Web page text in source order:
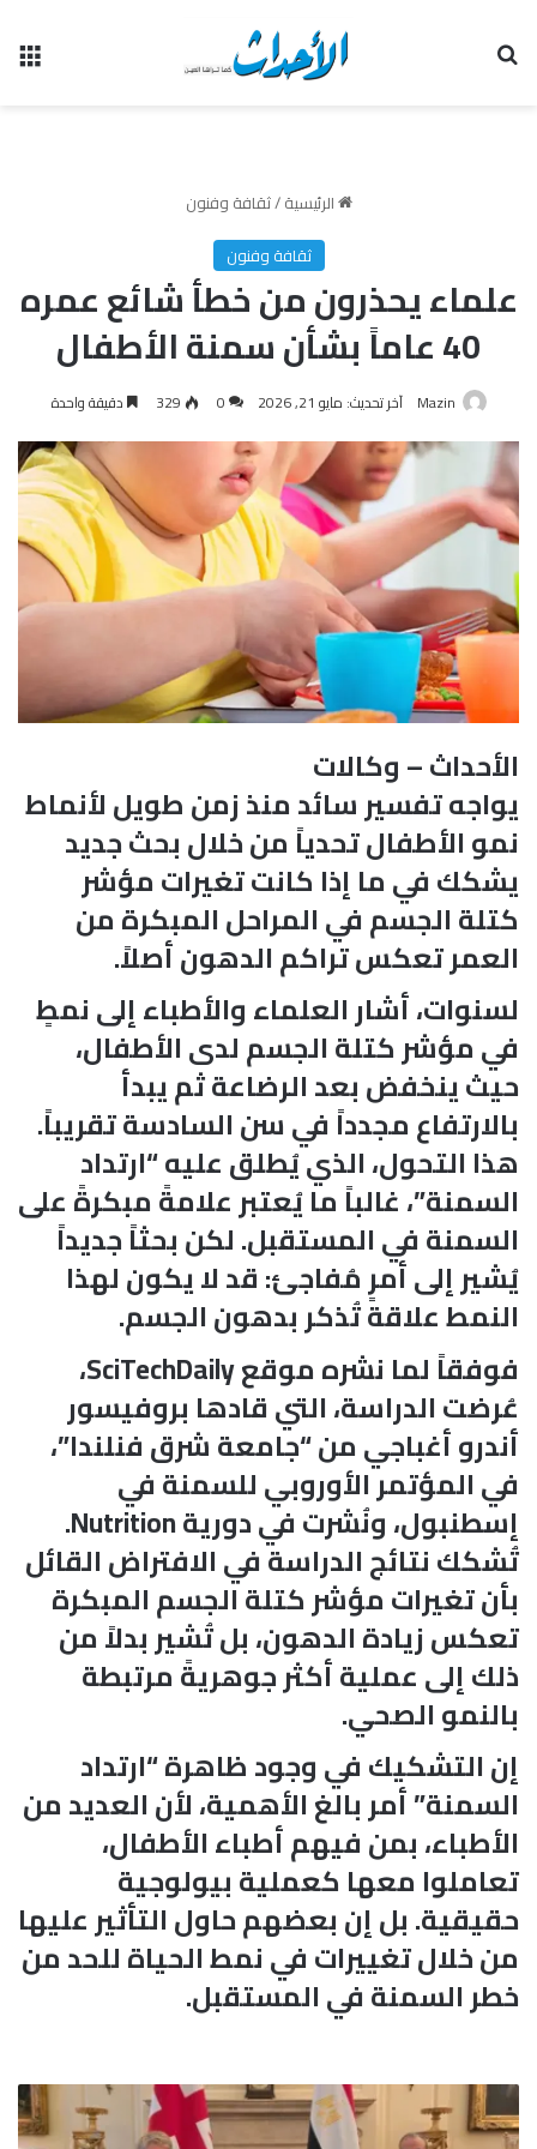
الرئيسية/ثقافة وفنون
ثقافة وفنون
علماء يحذرون من خطأ شائع عمره
40 عاماً بشأن سمنة الأطفال
Mazin آخر تحديث: مايو 21, 2026 0
329 دقيقة واحدة
الأحداث – وكالات
يواجه تفسير سائد منذ زمن طويل لأنماط
نمو الأطفال تحدياً من خلال بحث جديد
يشكك في ما إذا كانت تغيرات مؤشر
كتلة الجسم في المراحل المبكرة من
العمر تعكس تراكم الدهون أصلاً.
لسنوات، أشار العلماء والأطباء إلى نمطٍ
في مؤشر كتلة الجسم لدى الأطفال،
حيث ينخفض بعد الرضاعة ثم يبدأ
بالارتفاع مجدداً في سن السادسة تقريباً.
هذا التحول، الذي يُطلق عليه “ارتداد
السمنة”، غالباً ما يُعتبر علامةً مبكرةً على
السمنة في المستقبل. لكن بحثاً جديداً
يُشير إلى أمرٍ مُفاجئ: قد لا يكون لهذا
النمط علاقة تُذكر بدهون الجسم.
فوفقاً لما نشره موقع SciTechDaily،
عُرضت الدراسة، التي قادها بروفيسور
أندرو أغباجي من “جامعة شرق فنلندا”،
في المؤتمر الأوروبي للسمنة في
إسطنبول، ونُشرت في دورية Nutrition.
تُشكك نتائج الدراسة في الافتراض القائل
بأن تغيرات مؤشر كتلة الجسم المبكرة
تعكس زيادة الدهون، بل تُشير بدلاً من
ذلك إلى عملية أكثر جوهريةً مرتبطة
بالنمو الصحي.
إن التشكيك في وجود ظاهرة “ارتداد
السمنة” أمر بالغ الأهمية، لأن العديد من
الأطباء، بمن فيهم أطباء الأطفال،
تعاملوا معها كعملية بيولوجية
حقيقية. بل إن بعضهم حاول التأثير عليها
من خلال تغييرات في نمط الحياة للحد من
خطر السمنة في المستقبل.
م
ص